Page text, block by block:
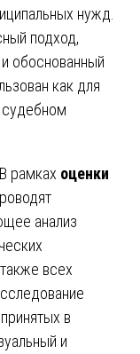
нужд.
подход,
обоснованный
как для
судебном
В рамках оценки
анализ
всех
в
и